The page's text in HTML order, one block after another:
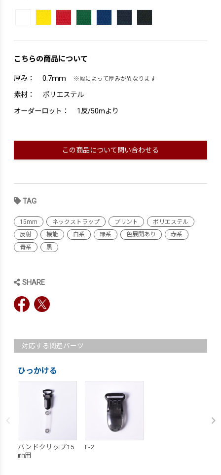
こちらの商品について
厚み： 0.7ｍｍ ※幅によって厚みが異なります
素材：
ポリエステル
オーダーロット：
1反/50mより
この商品について問い合わせる
TAG
15mm ネックストラップ プリント
ポリエステル
反射
機能 白系 緑系 色展開あり
赤系
青系
黒
SHARE
対応する関連パーツ
ひっかける
バンドクリップ15
㎜用
F-2